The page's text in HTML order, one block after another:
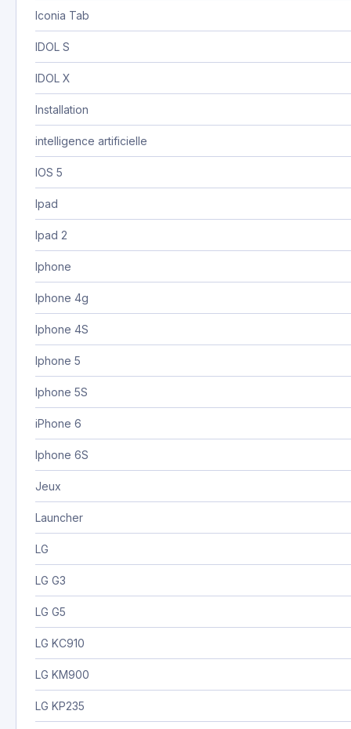
Iconia Tab
IDOL S
IDOL X
Installation
intelligence artificielle
IOS 5
Ipad
Ipad 2
Iphone
Iphone 4g
Iphone 4S
Iphone 5
Iphone 5S
iPhone 6
Iphone 6S
Jeux
Launcher
LG
LG G3
LG G5
LG KC910
LG KM900
LG KP235